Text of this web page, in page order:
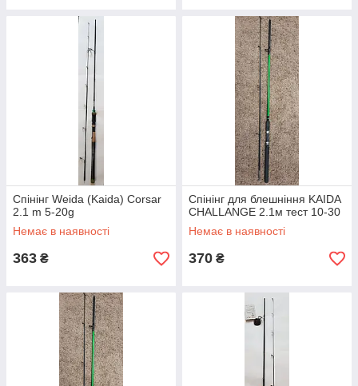
Спінінг Weida (Kaida) Corsar
2.1 m 5-20g
Немає в наявності
363 ₴
Спінінг для блешніння KAIDA
CHALLANGE 2.1м тест 10-30
Немає в наявності
370 ₴